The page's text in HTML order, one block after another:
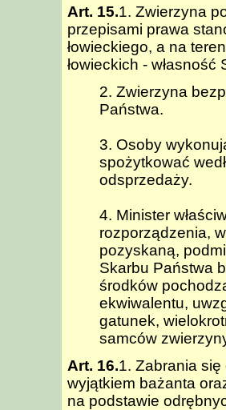
Art. 15.1. Zwierzyna
przepisami prawa
łowieckiego, a na
łowieckich -
2. Zwierzyna
Państwa.
3. Osoby
spożytkować
odsprzedaży.
4. Minister
rozporządzenia,
pozyskaną,
Skarbu Państwa
środków
ekwiwalentu,
gatunek,
samców
Art. 16.1. Zabrania się
wyjątkiem bażanta
na podstawie